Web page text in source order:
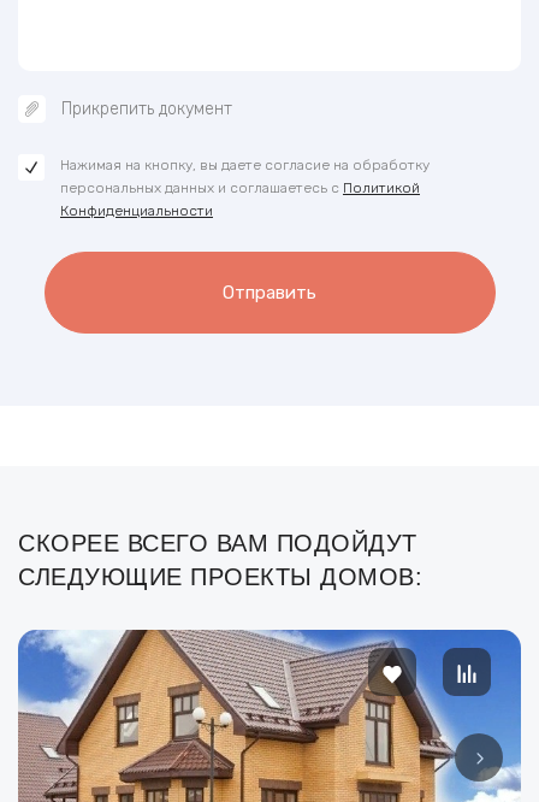
Нажимая на кнопку, вы даете согласие на обработку
персональных данных и соглашаетесь с Политикой
Конфиденциальности
Отправить
Прикрепить документ
СКОРЕЕ ВСЕГО ВАМ ПОДОЙДУТ
СЛЕДУЮЩИЕ ПРОЕКТЫ ДОМОВ: